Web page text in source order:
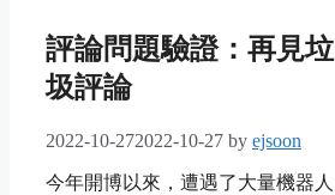
評論問題驗證：再見垃
圾評論
2022-10-272022-10-27 by ejsoon
今年開博以來，遭遇了大量機器人